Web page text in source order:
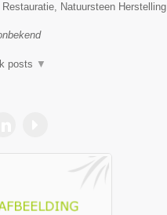
Natuursteen Herstelling
posts ▼